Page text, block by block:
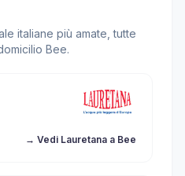
italiane più amate, tutte
Bee.
→ Vedi Lauretana a Bee